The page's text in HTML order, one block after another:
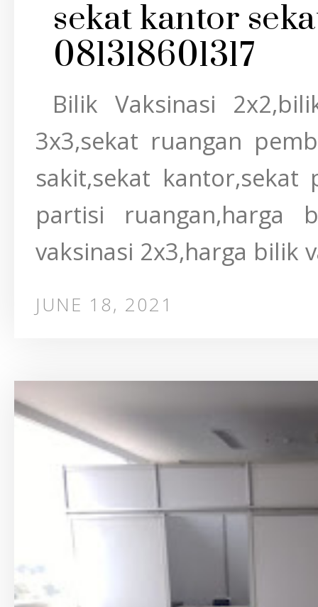
sekat kantor
081318601317
Bilik Vaksinasi
3x3,sekat ruangan
sakit,sekat kantor,sekat
partisi ruangan,harga
vaksinasi 2x3,harga bilik
JUNE 18, 2021